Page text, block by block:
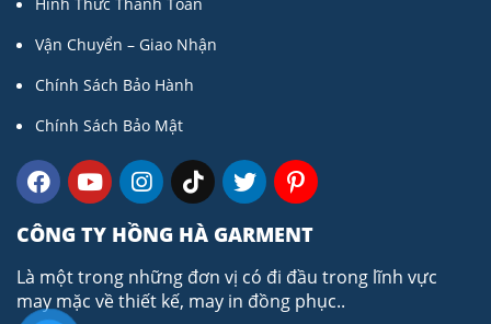
Vận Chuyển – Giao Nhận
Chính Sách Bảo Hành
Chính Sách Bảo Mật
CÔNG TY HỒNG HÀ GARMENT
Là một trong những đơn vị có đi đầu trong lĩnh vực
may mặc về thiết kế, may in đồng phục..